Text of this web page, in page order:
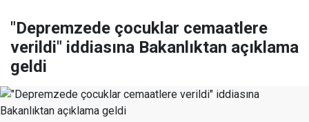
"Depremzede çocuklar cemaatlere
verildi" iddiasına Bakanlıktan açıklama
geldi